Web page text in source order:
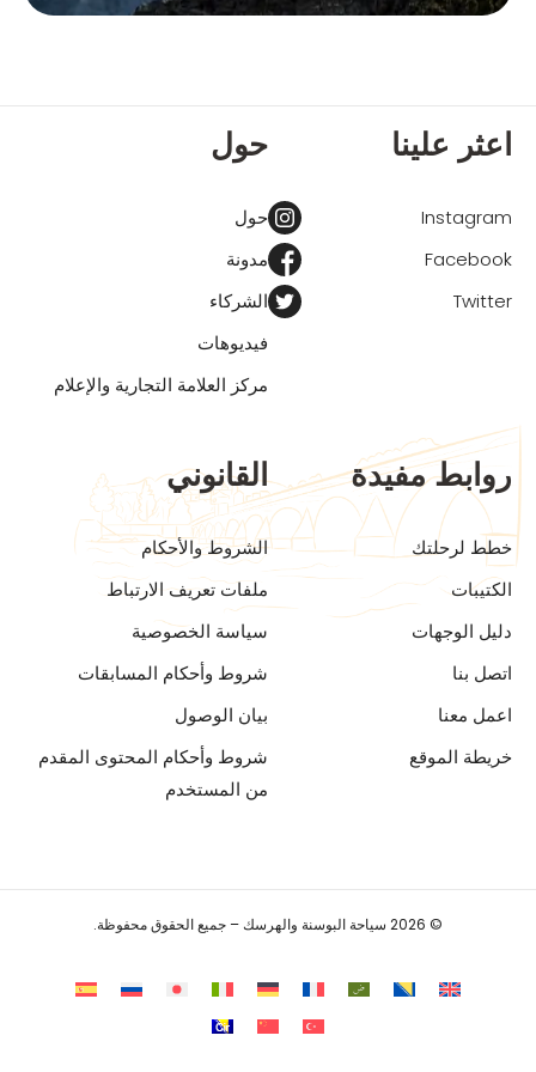
اعثر علينا
Instagram
Facebook
Twitter
حول
حول
مدونة
الشركاء
فيديوهات
مركز العلامة التجارية والإعلام
روابط مفيدة
خطط لرحلتك
الكتيبات
دليل الوجهات
اتصل بنا
اعمل معنا
خريطة الموقع
القانوني
الشروط والأحكام
ملفات تعريف الارتباط
سياسة الخصوصية
شروط وأحكام المسابقات
بيان الوصول
شروط وأحكام المحتوى المقدم
من المستخدم
© 2026 سياحة البوسنة والهرسك – جميع الحقوق محفوظة.